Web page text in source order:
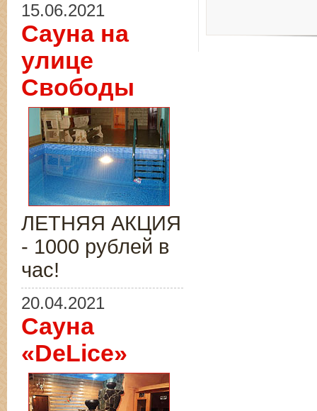
15.06.2021
Сауна на
улице
Свободы
ЛЕТНЯЯ АКЦИЯ
- 1000 рублей в
час!
20.04.2021
Сауна
«DeLice»